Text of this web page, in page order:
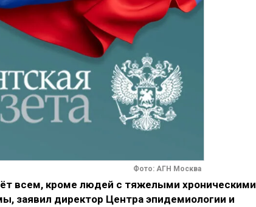
Фото: АГН Москва
всем, кроме людей с тяжелыми хроническими
заявил директор Центра эпидемиологии и